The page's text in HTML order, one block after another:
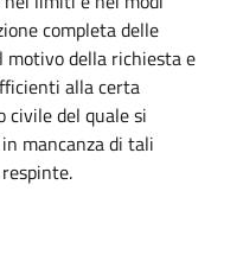
completa delle
motivo della richiesta e
alla certa
del quale si
mancanza di tali